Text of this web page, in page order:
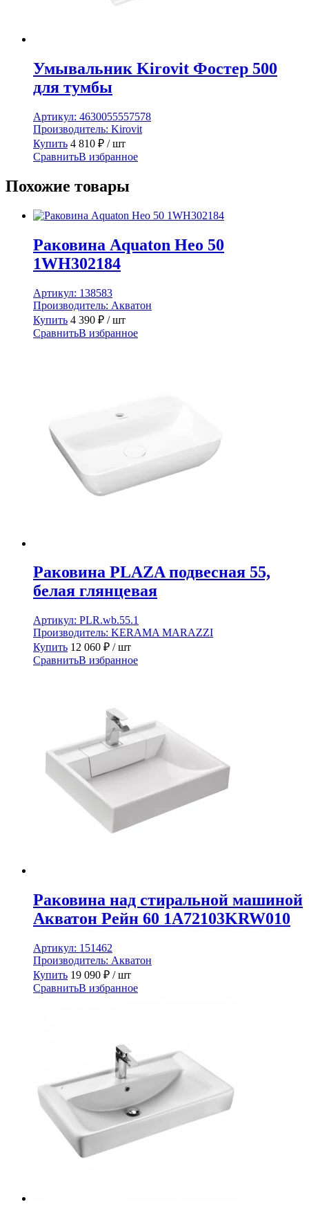
Умывальник Kirovit Фостер 500
для тумбы
Артикул: 4630055557578
Производитель: Kirovit
Купить 4 810 ₽ / шт
СравнитьВ избранное
Похожие товары
Раковина Aquaton Нео 50
1WH302184
Артикул: 138583
Производитель: Акватон
Купить 4 390 ₽ / шт
СравнитьВ избранное
Раковина PLAZA подвесная 55,
белая глянцевая
Артикул: PLR.wb.55.1
Производитель: KERAMA MARAZZI
Купить 12 060 ₽ / шт
СравнитьВ избранное
Раковина над стиральной машиной
Акватон Рейн 60 1A72103KRW010
Артикул: 151462
Производитель: Акватон
Купить 19 090 ₽ / шт
СравнитьВ избранное